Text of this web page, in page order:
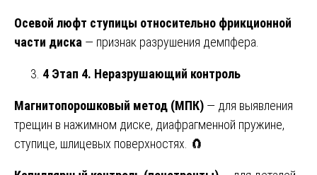
Осевой люфт ступицы относительно фрикционной
части диска — признак разрушения демпфера.
4 Этап 4. Неразрушающий контроль
Магнитопорошковый метод (МПК) — для выявления
трещин в нажимном диске, диафрагменной пружине,
ступице, шлицевых поверхностях. 🧲